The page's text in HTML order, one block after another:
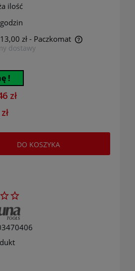
ilość
zł - Paczkomat
kosztów płatności
dostawy
!
zł
DO KOSZYKA